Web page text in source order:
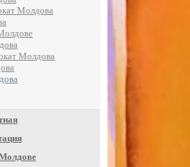
Молдова
Молдова